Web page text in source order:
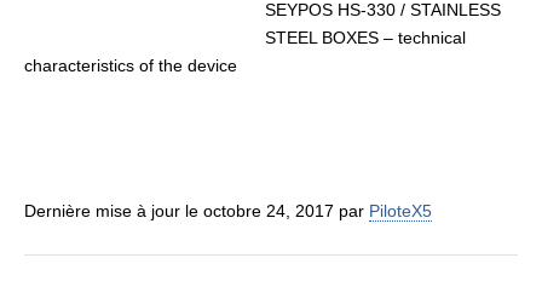
SEYPOS HS-330 / STAINLESS
STEEL BOXES – technical
characteristics of the device
Dernière mise à jour le octobre 24, 2017 par PiloteX5